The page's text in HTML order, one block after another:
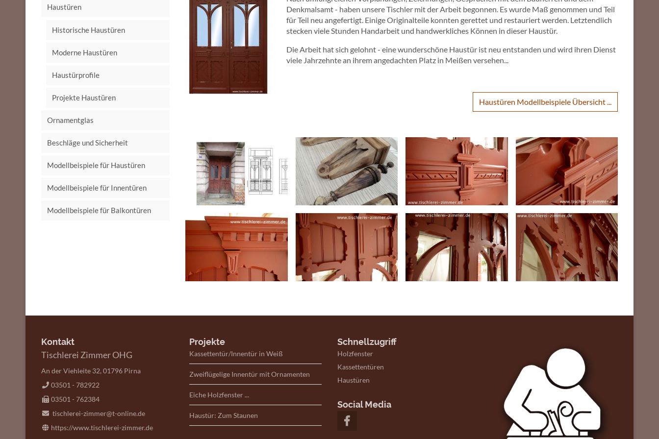
Denkmalsamt - haben unsere Tischler mit der Arbeit begonnen. Es wurde Maß genommen und Teil
für Teil neu angefertigt. Einige Originalteile konnten gerettet und restauriert werden. Letztendlich
stecken viele Stunden Handarbeit und handwerkliches Können in dieser Haustür.
Die Arbeit hat sich gelohnt - eine wunderschöne Haustür ist neu entstanden und wird ihren Dienst
viele Jahrzehnte an ihrem angedachten Platz in Meißen versehen...
Haustüren Modellbeispiele Übersicht ...
Haustüren
Historische Haustüren
Moderne Haustüren
Haustürprofile
Projekte Haustüren
Ornamentglas
Beschläge und Sicherheit
Modellbeispiele für Haustüren
Modellbeispiele für Innentüren
Modellbeispiele für Balkontüren
Kontakt
Tischlerei Zimmer OHG
An der Viehleite 32, 01796 Pirna
03501 - 782922
03501 - 762384
tischlerei-zimmer@t-online.de
https://www.tischlerei-zimmer.de
Projekte
Kassettentür/Innentür in Weiß
Zweiflügelige Innentür mit Ornamenten
Eiche Holzfenster ...
Haustür: Zum Staunen
Schnellzugriff
Skip
Navi:
Schreinerei
Holzfenster
Kassettentüren
Haustüren
Social Media